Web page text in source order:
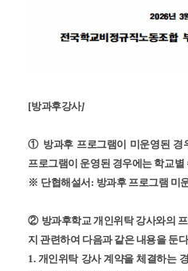
[방과후강사]
① 방과후 프로그램이 미운영된 경
프로그램이 운영된 경우에는 학교
※ 단협해설서 : 방과후 프로그램 미
② 방과후학교 개인위탁 강사와의
지 관련하여 다음과 같은 내용을 둔다
1. 개인위탁 강사 계약을 체결하는